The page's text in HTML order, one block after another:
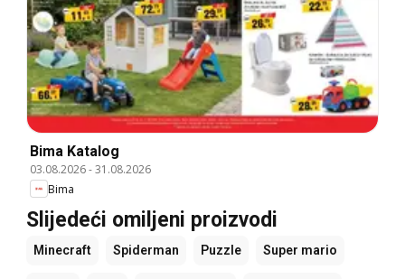
Bima Katalog
03.08.2026-31.08.2026
Bima
Slijedeći omiljeni proizvodi
Minecraft Spiderman Puzzle Super mario